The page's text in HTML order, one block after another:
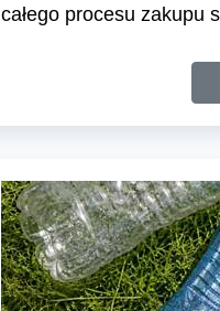
całego procesu zakupu